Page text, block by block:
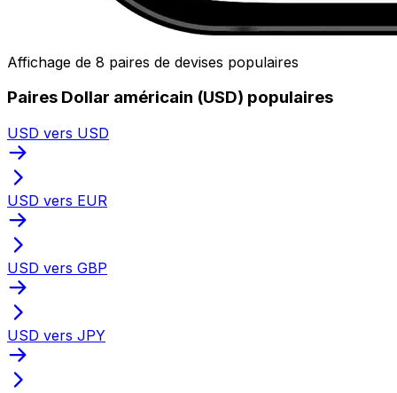
Affichage de 8 paires de devises populaires
Paires Dollar américain (USD) populaires
USD vers USD
USD vers EUR
USD vers GBP
USD vers JPY